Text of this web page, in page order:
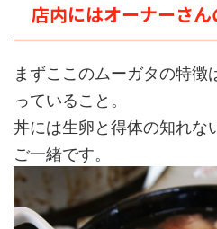
店内にはオーナーさ
まずここのムーガタの特徴
っていること。
丼には生卵と得体の知れな
ご一緒です。